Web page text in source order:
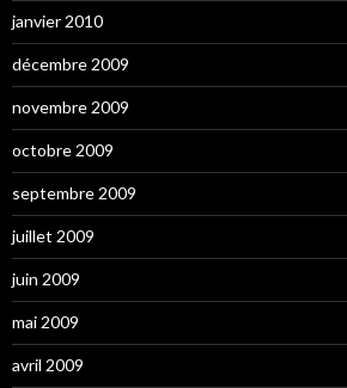
janvier 2010
décembre 2009
novembre 2009
octobre 2009
septembre 2009
juillet 2009
juin 2009
mai 2009
avril 2009